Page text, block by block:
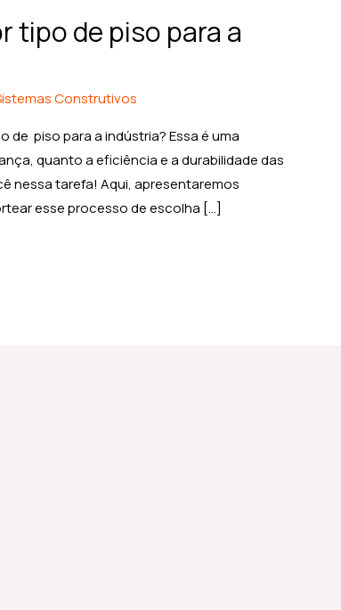
tipo de piso para a
Construtivos
de piso para a indústria? Essa é uma
quanto a eficiência e a durabilidade das
nessa tarefa! Aqui, apresentaremos
esse processo de escolha […]